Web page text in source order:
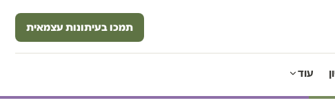
תמכו בעיתונות עצמאית
עוד